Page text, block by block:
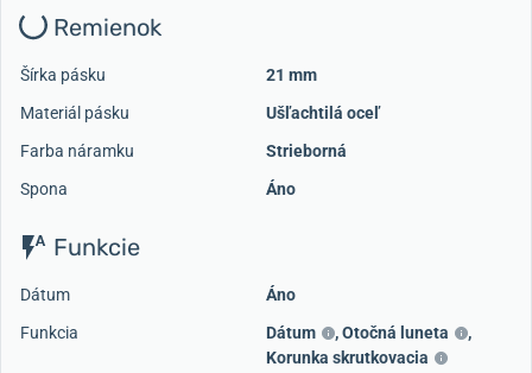
Remienok
Šírka pásku
21 mm
Materiál pásku
Ušľachtilá oceľ
Farba náramku
Strieborná
Spona
Áno
Funkcie
Dátum
Áno
Funkcia
Dátum ,Otočná luneta
,
Korunka skrutkovacia